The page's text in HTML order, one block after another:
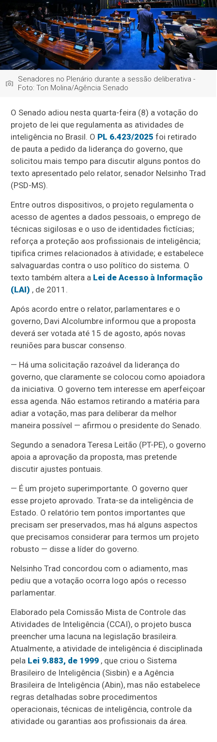
Senadores no Plenário durante a sessão deliberativa -
Foto: Ton Molina/Agência Senado
O Senado adiou nesta quarta-feira (8) a votação do
projeto de lei que regulamenta as atividades de
inteligência no Brasil. O PL 6.423/2025 foi retirado
de pauta a pedido da liderança do governo, que
solicitou mais tempo para discutir alguns pontos do
texto apresentado pelo relator, senador Nelsinho Trad
(PSD-MS).
Entre outros dispositivos, o projeto regulamenta o
acesso de agentes a dados pessoais, o emprego de
técnicas sigilosas e o uso de identidades fictícias;
reforça a proteção aos profissionais de inteligência;
tipifica crimes relacionados à atividade; e estabelece
salvaguardas contra o uso político do sistema. O
texto também altera a Lei de Acesso à Informação
(LAI) , de 2011.
Após acordo entre o relator, parlamentares e o
governo, Davi Alcolumbre informou que a proposta
deverá ser votada até 15 de agosto, após novas
reuniões para buscar consenso.
— Há uma solicitação razoável da liderança do
governo, que claramente se colocou como apoiadora
da iniciativa. O governo tem interesse em aperfeiçoar
essa agenda. Não estamos retirando a matéria para
adiar a votação, mas para deliberar da melhor
maneira possível — afirmou o presidente do Senado.
Segundo a senadora Teresa Leitão (PT-PE), o governo
apoia a aprovação da proposta, mas pretende
discutir ajustes pontuais.
— É um projeto superimportante. O governo quer
esse projeto aprovado. Trata-se da inteligência de
Estado. O relatório tem pontos importantes que
precisam ser preservados, mas há alguns aspectos
que precisamos considerar para termos um projeto
robusto — disse a líder do governo.
Nelsinho Trad concordou com o adiamento, mas
pediu que a votação ocorra logo após o recesso
parlamentar.
Elaborado pela Comissão Mista de Controle das
Atividades de Inteligência (CCAI), o projeto busca
preencher uma lacuna na legislação brasileira.
Atualmente, a atividade de inteligência é disciplinada
pela Lei 9.883, de 1999 , que criou o Sistema
Brasileiro de Inteligência (Sisbin) e a Agência
Brasileira de Inteligência (Abin), mas não estabelece
regras detalhadas sobre procedimentos
operacionais, técnicas de inteligência, controle da
atividade ou garantias aos profissionais da área.